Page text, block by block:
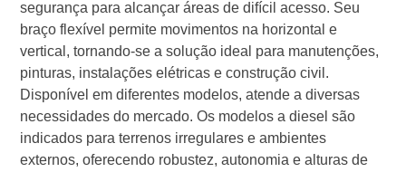
segurança para alcançar áreas de difícil acesso. Seu
braço flexível permite movimentos na horizontal e
vertical, tornando-se a solução ideal para manutenções,
pinturas, instalações elétricas e construção civil.
Disponível em diferentes modelos, atende a diversas
necessidades do mercado. Os modelos a diesel são
indicados para terrenos irregulares e ambientes
externos, oferecendo robustez, autonomia e alturas de